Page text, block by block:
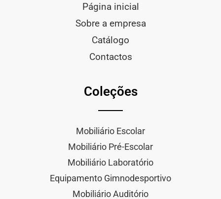
Página inicial
Sobre a empresa
Catálogo
Contactos
Coleções
Mobiliário Escolar
Mobiliário Pré-Escolar
Mobiliário Laboratório
Equipamento Gimnodesportivo
Mobiliário Auditório